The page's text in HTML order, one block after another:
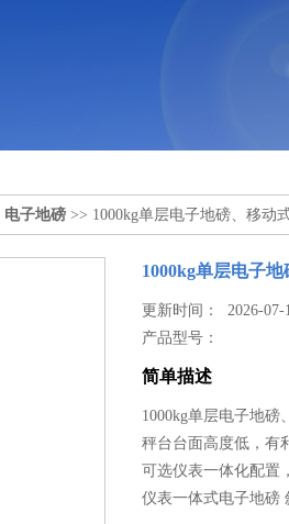
电子地磅 >> 1000kg单层电子地磅、移动
1000kg单层电子
更新时间： 2026-07-
产品型号：
简单描述
1000kg单层电子地磅
秤台台面高度低，有
可选仪表一体化配置
仪表一体式电子地磅